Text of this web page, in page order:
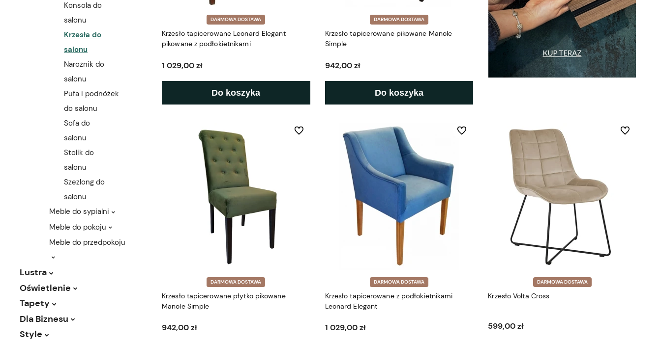
Konsola do
salonu
Krzesła do
salonu
Narożnik do
salonu
Pufa i podnóżek
do salonu
Sofa do
salonu
Stolik do
salonu
Szezlong do
salonu
Meble do sypialni
Meble do pokoju
Meble do przedpokoju
Lustra
Oświetlenie
Tapety
Dla Biznesu
Style
DARMOWA DOSTAWA
Krzesło tapicerowane Leonard Elegant
pikowane z podłokietnikami
1 029,00 zł
Do koszyka
DARMOWA DOSTAWA
Krzesło tapicerowane pikowane Manole
Simple
942,00 zł
Do koszyka
DARMOWA DOSTAWA
Krzesło tapicerowane płytko pikowane
Manole Simple
942,00 zł
Do ulubionych
DARMOWA DOSTAWA
Krzesło tapicerowane z podłokietnikami
Leonard Elegant
1 029,00 zł
Do ulubionych
DARMOWA DOSTAWA
Krzesło Volta Cross
599,00 zł
Do ulubionych